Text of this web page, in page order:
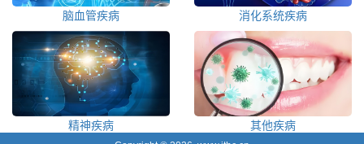
脑血管疾病 消化系统疾病
精神疾病 其他疾病